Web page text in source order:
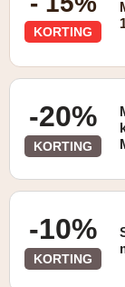
KORTING
-20%
KORTING
-10%
KORTING